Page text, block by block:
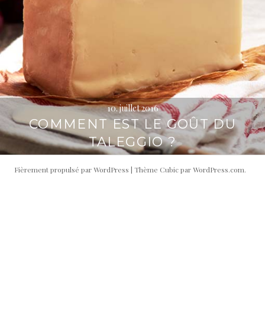
10. juillet 2016
COMMENT EST LE GOÛT DU
TALEGGIO ?
Fièrement propulsé par WordPress | Thème Cubic parWordPress.com.